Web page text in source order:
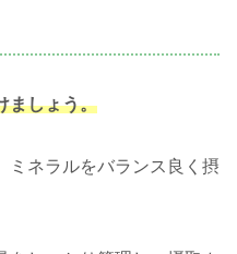
ましょう。
ミネラルをバランス良く摂